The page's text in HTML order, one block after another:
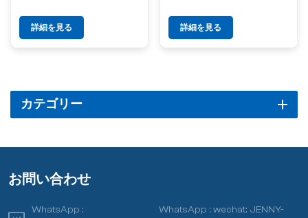
詳細を見る 詳細を見る
カテゴリー
お問い合わせ
WhatsApp :
WhatsApp :wechat: JENNY-